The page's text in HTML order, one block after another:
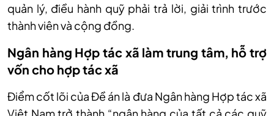
quản lý, điều hành quỹ phải trả lời, giải trình trước
thành viên và cộng đồng.
Ngân hàng Hợp tác xã làm trung tâm, hỗ trợ
vốn cho hợp tác xã
Điểm cốt lõi của Đề án là đưa Ngân hàng Hợp tác xã